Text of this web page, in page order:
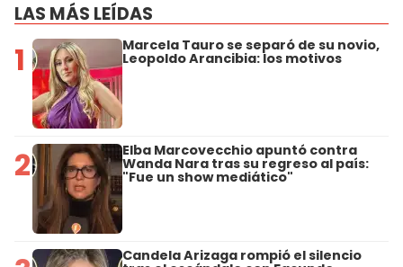
LAS MÁS LEÍDAS
1 Marcela Tauro se separó de su novio,
Leopoldo Arancibia: los motivos
2 Elba Marcovecchio apuntó contra
Wanda Nara tras su regreso al país:
"Fue un show mediático"
Candela Arizaga rompió el silencio